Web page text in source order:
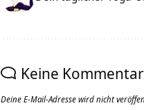
Keine
Deine E-Mail-Adresse wird nicht